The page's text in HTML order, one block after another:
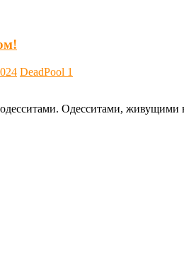
DeadPool 1
одесситами. Одесситами,